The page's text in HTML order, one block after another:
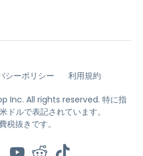
シーポリシー 利用規約
Inc. All rights reserved. 特に指
ドルで表記されています。
抜きです。